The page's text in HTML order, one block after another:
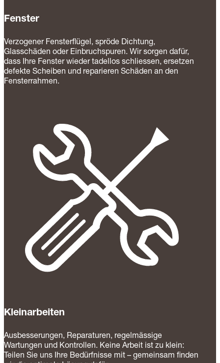
Fenster
Verzogener Fensterflügel, spröde Dichtung,
Glasschäden oder Einbruchspuren. Wir sorgen dafür,
dass Ihre Fenster wieder tadellos schliessen, ersetzen
defekte Scheiben und reparieren Schäden an den
Fensterrahmen.
Kleinarbeiten
Ausbesserungen, Reparaturen, regelmässige
Wartungen und Kontrollen. Keine Arbeit ist zu klein:
Teilen Sie uns Ihre Bedürfnisse mit – gemeinsam finden